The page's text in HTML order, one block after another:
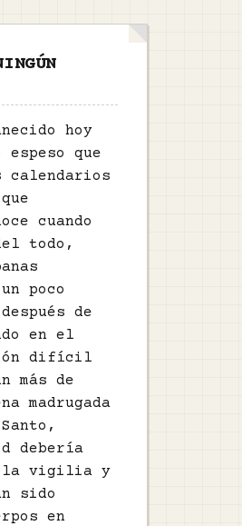
hoy
que
cuando
todo,
poco
de
en el
difícil
más de
madrugada
debería
la vigilia y
sido
en